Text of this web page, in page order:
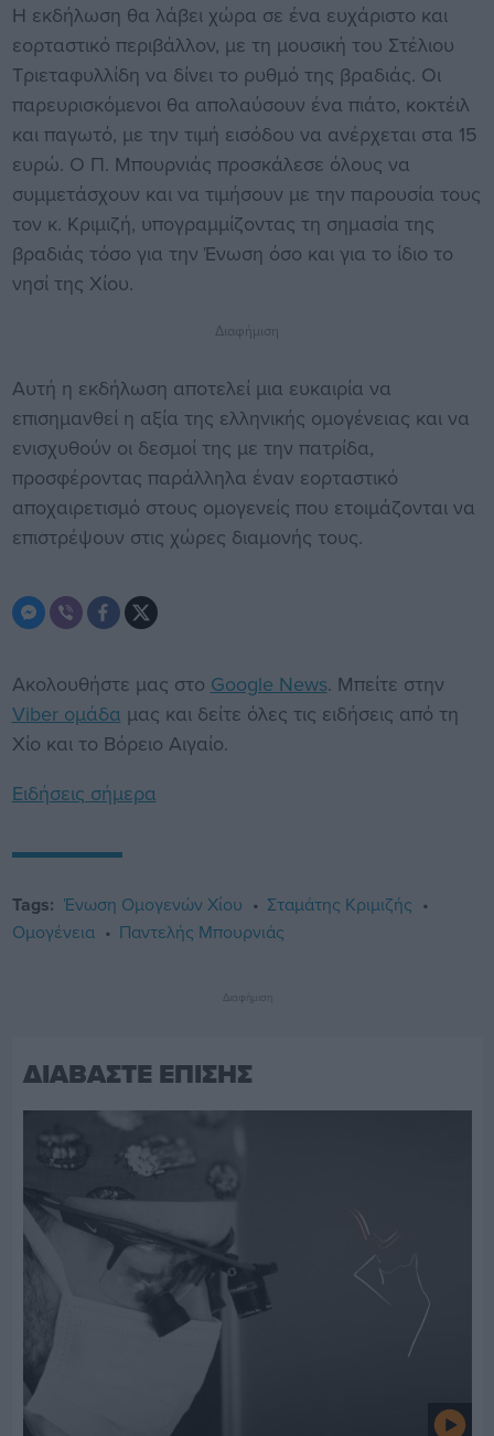
Η εκδήλωση θα λάβει χώρα σε ένα ευχάριστο και
εορταστικό περιβάλλον, με τη μουσική του Στέλιου
Τριεταφυλλίδη να δίνει το ρυθμό της βραδιάς. Οι
παρευρισκόμενοι θα απολαύσουν ένα πιάτο, κοκτέιλ
και παγωτό, με την τιμή εισόδου να ανέρχεται στα 15
ευρώ. Ο Π. Μπουρνιάς προσκάλεσε όλους να
συμμετάσχουν και να τιμήσουν με την παρουσία τους
τον κ. Κριμιζή, υπογραμμίζοντας τη σημασία της
βραδιάς τόσο για την Ένωση όσο και για το ίδιο το
νησί της Χίου.
Διαφήμιση
Αυτή η εκδήλωση αποτελεί μια ευκαιρία να
επισημανθεί η αξία της ελληνικής ομογένειας και να
ενισχυθούν οι δεσμοί της με την πατρίδα,
προσφέροντας παράλληλα έναν εορταστικό
αποχαιρετισμό στους ομογενείς που ετοιμάζονται να
επιστρέψουν στις χώρες διαμονής τους.
Ακολουθήστε μας στο Google News. Μπείτε στην
Viber ομάδα μας και δείτε όλες τις ειδήσεις από τη
Χίο και το Βόρειο Αιγαίο.
Ειδήσεις σήμερα
Tags: Ένωση Ομογενών Χίου
Σταμάτης Κριμιζής
Ομογένεια
Παντελής Μπουρνιάς
Διαφήμιση
ΔΙΑΒΑΣΤΕ ΕΠΙΣΗΣ